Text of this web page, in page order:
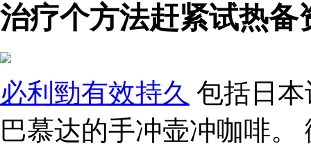
治疗个方法赶紧试热备
必利勁有效持久 包括日
巴慕达的手冲壶冲咖啡